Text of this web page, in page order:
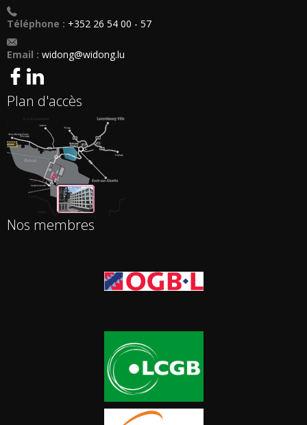
Téléphone : +352 26 54 00 - 57
Email : widong@widong.lu
Plan d'accès
Nos membres